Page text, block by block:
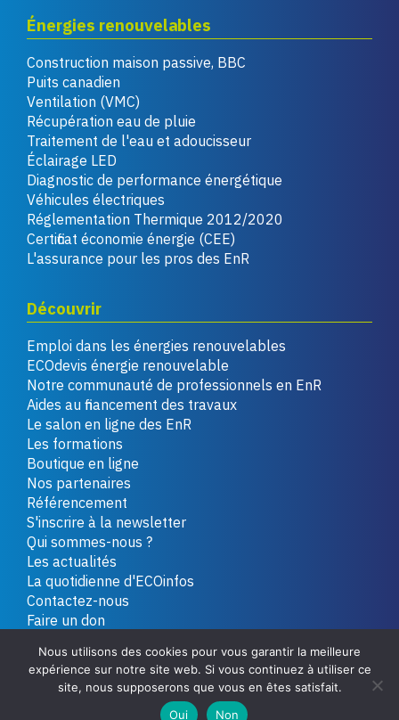
Énergies renouvelables
Construction maison passive, BBC
Puits canadien
Ventilation (VMC)
Récupération eau de pluie
Traitement de l'eau et adoucisseur
Éclairage LED
Diagnostic de performance énergétique
Véhicules électriques
Réglementation Thermique 2012/2020
Certificat économie énergie (CEE)
L'assurance pour les pros des EnR
Découvrir
Emploi dans les énergies renouvelables
ECOdevis énergie renouvelable
Notre communauté de professionnels en EnR
Aides au financement des travaux
Le salon en ligne des EnR
Les formations
Boutique en ligne
Nos partenaires
Référencement
S'inscrire à la newsletter
Qui sommes-nous ?
Les actualités
La quotidienne d'ECOinfos
Contactez-nous
Faire un don
Copyright 2026 - Tous droits réservés Plan du site
Politique de confidentialité
Nous utilisons des cookies pour vous garantir la meilleure
expérience sur notre site web. Si vous continuez à utiliser ce
site, nous supposerons que vous en êtes satisfait.
Oui
Non